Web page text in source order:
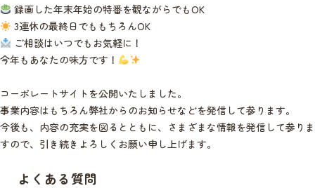
録画した年末年始の特番を観ながらでもOK
3連休の最終日でももちろんOK
ご相談はいつでもお気軽に！
今年もあなたの味方です！
コーポレートサイトを公開いたしました。
事業内容はもちろん弊社からのお知らせなどを発信して参ります。
今後も、内容の充実を図るとともに、さまざまな情報を発信して参りま
すので、引き続きよろしくお願い申し上げます。
よくある質問